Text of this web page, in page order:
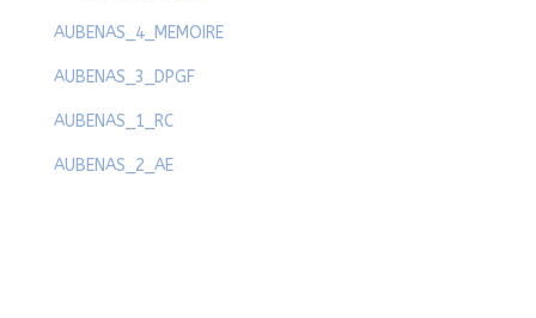
AUBENAS_4_MEMOIRE
AUBENAS_3_DPGF
AUBENAS_1_RC
AUBENAS_2_AE